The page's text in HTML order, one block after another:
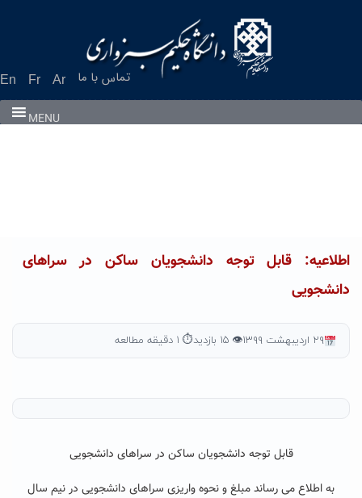
En Fr Ar تماس با ما
MENU
اطلاعیه: قابل توجه دانشجویان ساکن در سراهای
دانشجویی
۲۹ اردیبهشت ۱۳۹۹ 👁 ۱۵ بازدید ⏱ ۱ دقیقه مطالعه
قابل توجه دانشجویان ساکن در سراهای دانشجویی
به اطلاع می رساند مبلغ و نحوه واریزی سراهای دانشجویی در نیم سال